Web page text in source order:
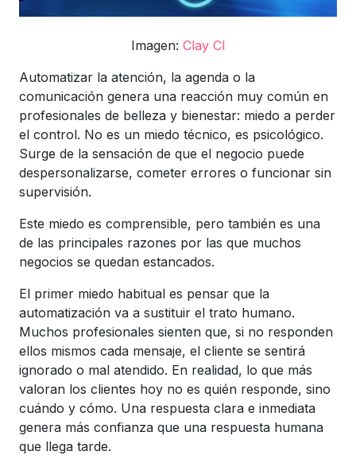
Imagen: Clay Cl
Automatizar la atención, la agenda o la
comunicación genera una reacción muy común en
profesionales de belleza y bienestar: miedo a perder
el control. No es un miedo técnico, es psicológico.
Surge de la sensación de que el negocio puede
despersonalizarse, cometer errores o funcionar sin
supervisión.
Este miedo es comprensible, pero también es una
de las principales razones por las que muchos
negocios se quedan estancados.
El primer miedo habitual es pensar que la
automatización va a sustituir el trato humano.
Muchos profesionales sienten que, si no responden
ellos mismos cada mensaje, el cliente se sentirá
ignorado o mal atendido. En realidad, lo que más
valoran los clientes hoy no es quién responde, sino
cuándo y cómo. Una respuesta clara e inmediata
genera más confianza que una respuesta humana
que llega tarde.